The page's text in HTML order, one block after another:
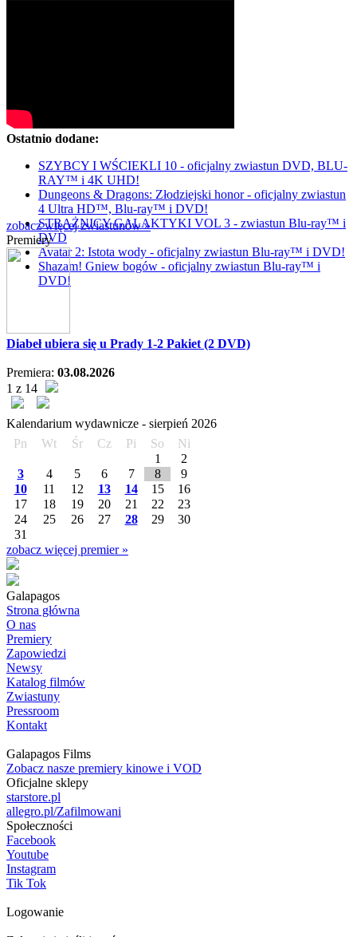
Ostatnio dodane:
SZYBCY I WŚCIEKLI 10 - oficjalny zwiastun DVD, BLU-
RAY™ i 4K UHD!
Dungeons & Dragons: Złodziejski honor - oficjalny zwiastun
4 Ultra HD™, Blu-ray™ i DVD!
STRAŻNICY GALAKTYKI VOL 3 - zwiastun Blu-ray™ i
DVD
Avatar 2: Istota wody - oficjalny zwiastun Blu-ray™ i DVD!
Shazam! Gniew bogów - oficjalny zwiastun Blu-ray™ i
DVD!
zobacz więcej zwiastunów »
Premiery
Diabeł ubiera się u Prady 1-2 Pakiet (2 DVD)
Premiera: 03.08.2026
1 z 14
Kalendarium wydawnicze - sierpień 2026
Pn
Wt Śr Cz Pi So
Ni
1
2
3
4 5 6 7 8
9
10
11 12 13 14 15
16
17
18 19 20 21 22
23
24
25 26 27 28 29
30
31
zobacz więcej premier »
Galapagos
Strona główna
O nas
Premiery
Zapowiedzi
Newsy
Katalog filmów
Zwiastuny
Pressroom
Kontakt
Galapagos Films
Zobacz nasze premiery kinowe i VOD
Oficjalne sklepy
starstore.pl
allegro.pl/Zafilmowani
Społeczności
Facebook
Youtube
Instagram
Tik Tok
Logowanie